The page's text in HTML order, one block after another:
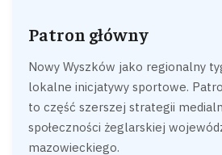
Patron główny
Nowy Wyszków jako regionalny
lokalne inicjatywy sportowe.
to część szerszej strategii
społeczności żeglarskiej
mazowieckiego.